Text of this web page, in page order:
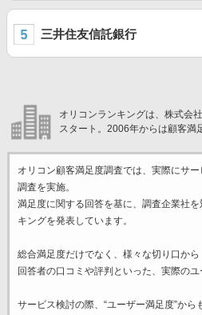
三井住友信託銀行
オリコンランキングは、株式会
スタート。2006年からは顧客満
オリコン顧客満足度調査では、実際にサ
調査を実施。
満足度に関する回答を基に、調査企業社を
キングを発表しています。
総合満足度だけでなく、様々な切り口から
回答者の口コミや評判といった、実際のユ
サービス検討の際、“ユーザー満足度”から